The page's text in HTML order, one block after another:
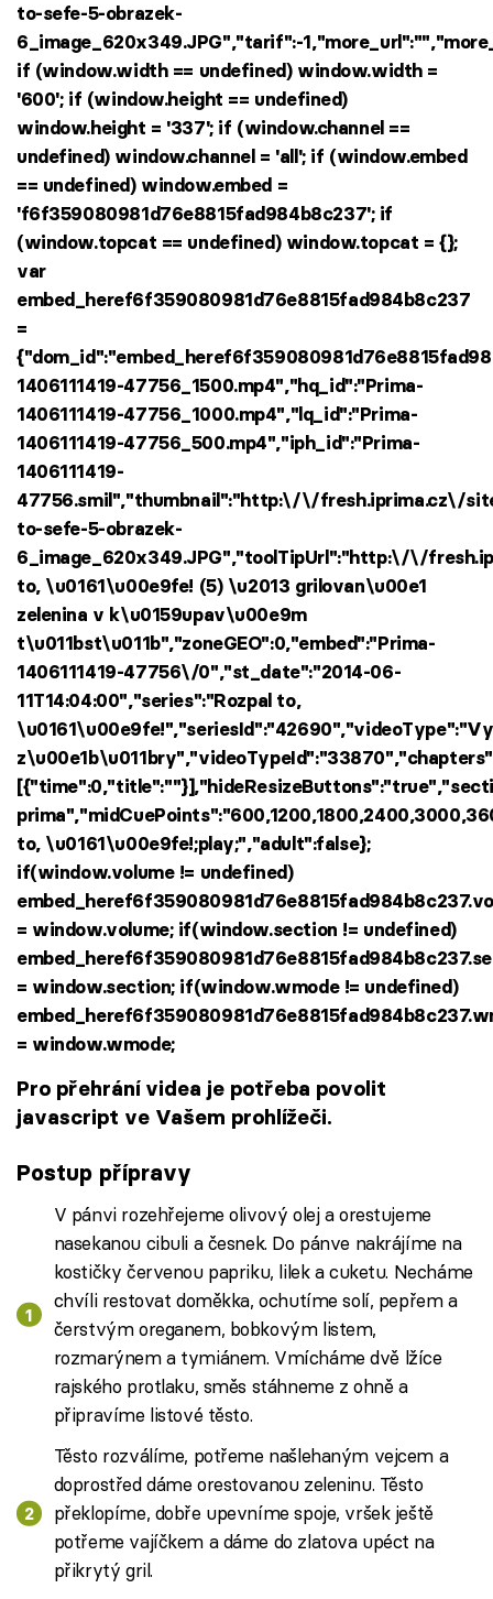
to-sefe-5-obrazek-
6_image_620x349.JPG","tarif":-
if (window.width == undefined) window.width =
'600'; if (window.height == undefined)
window.height = '337'; if (window.channel ==
undefined) window.channel = 'all'; if (window.embed
== undefined) window.embed =
'f6f359080981d76e8815fad984b8c237'; if
(window.topcat == undefined) window.topcat = {};
var
embed_heref6f359080981d76e8815fad984b8c237
=
1406111419-47756_1500.mp4","hq_id":"Prima-
1406111419-47756_1000.mp4","lq_id":"Prima-
1406111419-47756_500.mp4","iph_id":"Prima-
1406111419-
47756.smil","thumbnail":"http:\/\/fresh.iprima.cz\/
to-sefe-5-obrazek-
6_image_620x349.JPG","toolTipUrl":"http:\/\/
to, \u0161\u00e9fe! (5) \u2013 grilovan\u00e1
zelenina v k\u0159upav\u00e9m
t\u011bst\u011b","zoneGEO":0,"embed":"Prima-
1406111419-47756\/0","st_date":"2014-06-
11T14:04:00","series":"Rozpal to,
to, \u0161\u00e9fe!;play;","adult":false};
if(window.volume != undefined)
= window.volume; if(window.section != undefined)
= window.section; if(window.wmode != undefined)
= window.wmode;
Pro přehrání videa je potřeba povolit
javascript ve Vašem prohlížeči.
Postup přípravy
V pánvi rozehřejeme olivový olej a orestujeme
nasekanou cibuli a česnek. Do pánve nakrájíme na
kostičky červenou papriku, lilek a cuketu. Necháme
chvíli restovat doměkka, ochutíme solí, pepřem a
čerstvým oreganem, bobkovým listem,
rozmarýnem a tymiánem. Vmícháme dvě lžíce
rajského protlaku, směs stáhneme z ohně a
připravíme listové těsto.
Těsto rozválíme, potřeme našlehaným vejcem a
doprostřed dáme orestovanou zeleninu. Těsto
překlopíme, dobře upevníme spoje, vršek ještě
potřeme vajíčkem a dáme do zlatova upéct na
přikrytý gril.